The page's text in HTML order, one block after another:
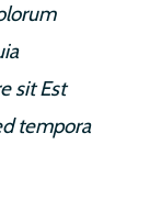
sit Est
tempora